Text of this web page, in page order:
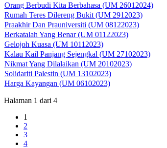
Orang Berbudi Kita Berbahasa (UM 26012024)
Rumah Teres Dilereng Bukit (UM 2912023)
Praakhir Dan Prauniversiti (UM 08122023)
Berkatalah Yang Benar (UM 01122023)
Gelojoh Kuasa (UM 10112023)
Kalau Kail Panjang Sejengkal (UM 27102023)
Nikmat Yang Dilalaikan (UM 20102023)
Solidariti Palestin (UM 13102023)
Harga Kayangan (UM 06102023)
Halaman 1 dari 4
1
2
3
4